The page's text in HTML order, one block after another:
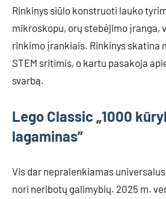
Rinkinys siūlo konstruoti lauko
mikroskopu, orų stebėjimo įranga,
rinkimo įrankiais. Rinkinys skatina
STEM sritimis, o kartu pasakoja
svarbą.
Lego Classic „1000
lagaminas”
Vis dar nepralenkiamas
nori neribotų galimybių. 2025 m.